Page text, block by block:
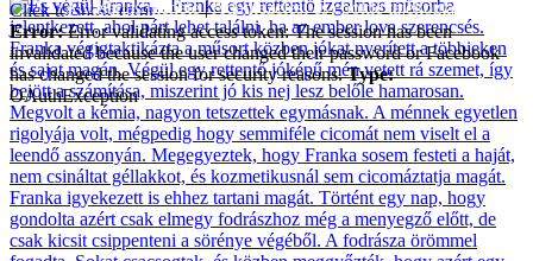
Click to show error
Error:Error validating access token: The session has been
invalidated because the user changed their password or Facebook
has changed the session for security reasons.Type:
OAuthException
A vásárlás menete|Adatkezelési és cookie tájékoztató